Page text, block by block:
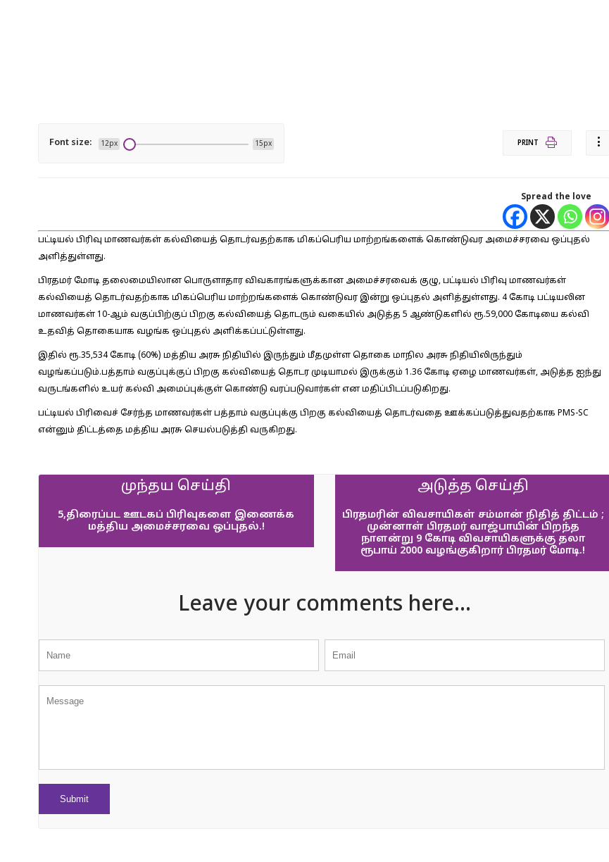
Font size: 12px 15px PRINT
Spread the love
பட்டியல் பிரிவு மாணவர்கள் கல்வியைத் தொடர்வதற்காக மிகப்பெரிய மாற்றங்களைக் கொண்டுவர அமைச்சரவை ஒப்புதல்
அளித்துள்ளது.
பிரதமர் மோடி தலைமையிலான பொருளாதார விவகாரங்களுக்கான அமைச்சரவைக் குழு, பட்டியல் பிரிவு மாணவர்கள்
கல்வியைத் தொடர்வதற்காக மிகப்பெரிய மாற்றங்களைக் கொண்டுவர இன்று ஒப்புதல் அளித்துள்ளது. 4 கோடி பட்டியலின
மாணவர்கள் 10-ஆம் வகுப்பிற்குப் பிறகு கல்வியைத் தொடரும் வகையில் அடுத்த 5 ஆண்டுகளில் ரூ.59,000 கோடியை கல்வி
உதவித் தொகையாக வழங்க ஒப்புதல் அளிக்கப்பட்டுள்ளது.
இதில் ரூ.35,534 கோடி (60%) மத்திய அரசு நிதியில் இருந்தும் மீதமுள்ள தொகை மாநில அரசு நிதியிலிருந்தும்
வழங்கப்படும்.பத்தாம் வகுப்புக்குப் பிறகு கல்வியைத் தொடர முடியாமல் இருக்கும் 1.36 கோடி ஏழை மாணவர்கள், அடுத்த ஐந்து
வருடங்களில் உயர் கல்வி அமைப்புக்குள் கொண்டு வரப்படுவார்கள் என மதிப்பிடப்படுகிறது.
பட்டியல் பிரிவைச் சேர்ந்த மாணவர்கள் பத்தாம் வகுப்புக்கு பிறகு கல்வியைத் தொடர்வதை ஊக்கப்படுத்துவதற்காக PMS-SC
என்னும் திட்டத்தை மத்திய அரசு செயல்படுத்தி வருகிறது.
முந்தய செய்தி
5,திரைப்பட ஊடகப் பிரிவுகளை இணைக்க
மத்திய அமைச்சரவை ஒப்புதல்.!
அடுத்த செய்தி
பிரதமரின் விவசாயிகள் சம்மான் நிதித் திட்டம் ;
முன்னாள் பிரதமர் வாஜ்பாயின் பிறந்த
நாளன்று 9 கோடி விவசாயிகளுக்கு தலா
ரூபாய் 2000 வழங்குகிறார் பிரதமர் மோடி.!
Leave your comments here...